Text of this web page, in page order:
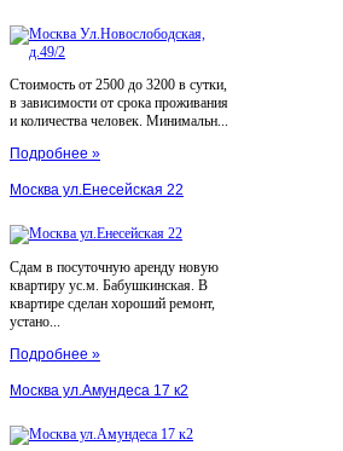
Стоимость от 2500 до 3200 в сутки,
в зависимости от срока проживания
и количества человек. Минимальн...
Подробнее »
Москва ул.Енесейская 22
Сдам в посуточную аренду новую
квартиру ус.м. Бабушкинская. В
квартире сделан хороший ремонт,
устано...
Подробнее »
Москва ул.Амундеса 17 к2